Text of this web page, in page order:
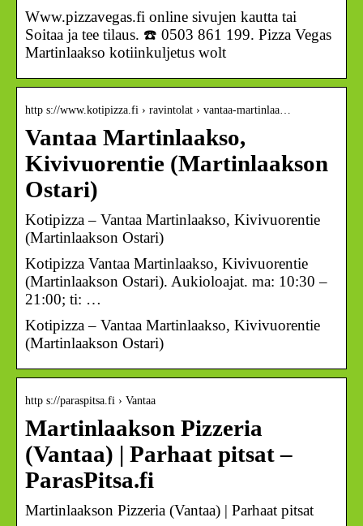
Www.pizzavegas.fi online sivujen kautta tai
Soitaa ja tee tilaus. ☎️ 0503 861 199. Pizza Vegas
Martinlaakso kotiinkuljetus wolt
http s://www.kotipizza.fi › ravintolat › vantaa-martinlaa…
Vantaa Martinlaakso,
Kivivuorentie (Martinlaakson
Ostari)
Kotipizza – Vantaa Martinlaakso, Kivivuorentie
(Martinlaakson Ostari)
Kotipizza Vantaa Martinlaakso, Kivivuorentie
(Martinlaakson Ostari). Aukioloajat. ma: 10:30 –
21:00; ti: …
Kotipizza – Vantaa Martinlaakso, Kivivuorentie
(Martinlaakson Ostari)
http s://paraspitsa.fi › Vantaa
Martinlaakson Pizzeria
(Vantaa) | Parhaat pitsat –
ParasPitsa.fi
Martinlaakson Pizzeria (Vantaa) | Parhaat pitsat